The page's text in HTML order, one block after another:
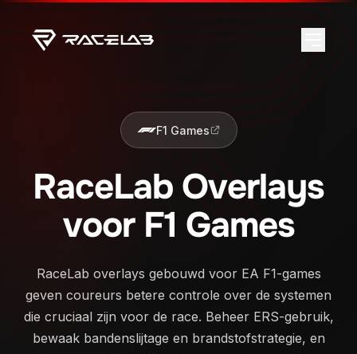
F1 Games
RaceLab Overlays
voor F1 Games
RaceLab overlays gebouwd voor EA F1-games
geven coureurs betere controle over de systemen
die cruciaal zijn voor de race. Beheer ERS-gebruik,
bewaak bandenslijtage en brandstofstrategie, en